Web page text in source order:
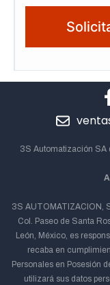
3S Automatización SA
3S AUTOMATIZACION,
Col. Paseo de Santa
León, México, es
recaba en
Personales en Posesión
utilizará sus datos